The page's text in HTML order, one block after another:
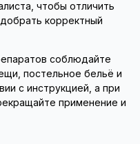
чтобы отличить
корректный
соблюдайте
постельное бельё и
с инструкцией, а при
применение и